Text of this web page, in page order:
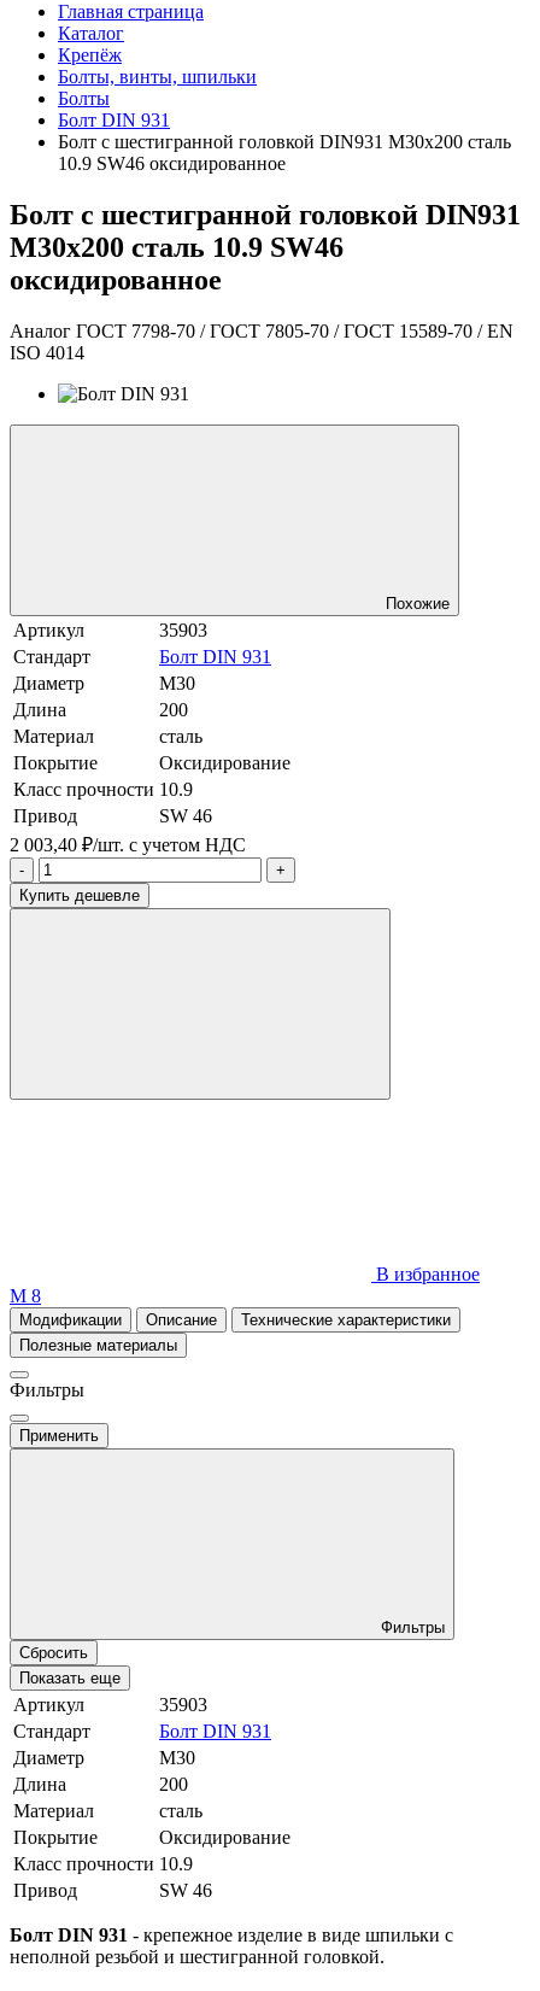
Главная страница
Каталог
Крепёж
Болты, винты, шпильки
Болты
Болт DIN 931
Болт с шестигранной головкой DIN931 М30х200 сталь
10.9 SW46 оксидированное
Болт с шестигранной головкой DIN931
М30х200 сталь 10.9 SW46
оксидированное
Аналог ГОСТ 7798-70 / ГОСТ 7805-70 / ГОСТ 15589-70 / EN
ISO 4014
Похожие
Артикул
35903
Стандарт
Болт DIN 931
Диаметр
М30
Длина
200
Материал
сталь
Покрытие
Оксидирование
Класс прочности 10.9
Привод
SW 46
2 003,40 ₽/шт. с учетом НДС
-
+
Купить дешевле
В избранное
М 8
Модификации Описание
Технические характеристики
Полезные материалы
Фильтры
Применить
Фильтры
Сбросить
Показать еще
Артикул
35903
Стандарт
Болт DIN 931
Диаметр
М30
Длина
200
Материал
сталь
Покрытие
Оксидирование
Класс прочности 10.9
Привод
SW 46
Болт DIN 931 - крепежное изделие в виде шпильки с
неполной резьбой и шестигранной головкой.